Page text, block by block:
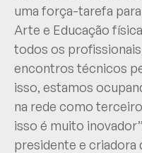
uma força-tarefa
Arte e Educação
todos os
encontros técnicos
isso, estamos
na rede como
isso é muito
presidente e criadora